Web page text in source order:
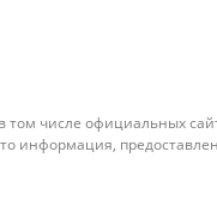
том числе официальных
информация,